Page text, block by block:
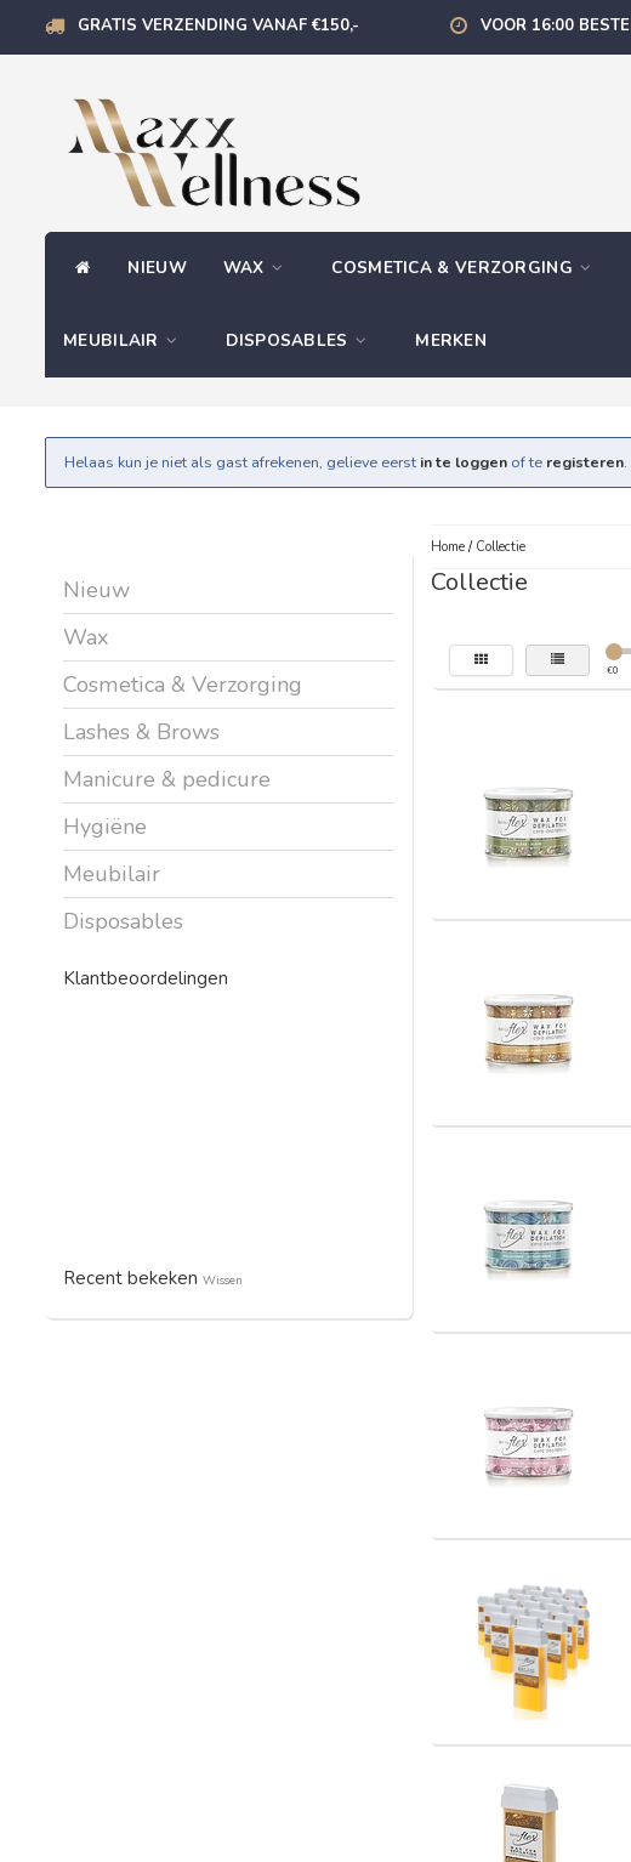
GRATIS VERZENDING VANAF €150,- VOOR 16:00
NIEUW WAX COSMETICA & VERZORGING
MEUBILAIR DISPOSABLES MERKEN
Helaas kun je niet als gast afrekenen, gelieve eerst in te loggen of te registeren.
Nieuw
Wax
Cosmetica & Verzorging
Lashes & Brows
Manicure & pedicure
Hygiëne
Meubilair
Disposables
Klantbeoordelingen
Recent bekeken Wissen
Home/ Collectie
Collectie
€0